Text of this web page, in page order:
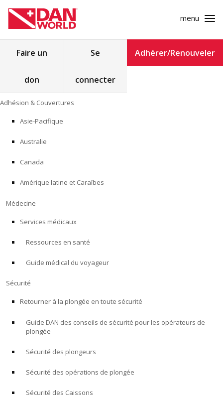
Skip
to
content
menu
Alert Diver
Blog
ADHÉSION & COUVERTURES
RECHERCHE
FORMATION
PROGRAMMES POUR LES PROFESSIONNELS
À PROPOS
Faire un
don
Se
connecter
Adhérer/Renouveler
Adhésion & Couvertures
Asie-Pacifique
Australie
Canada
Amérique latine et Caraïbes
Médecine
Services médicaux
Ressources en santé
Guide médical du voyageur
Sécurité
Retourner à la plongée en toute sécurité
Guide DAN des conseils de sécurité pour les opérateurs de
plongée
Sécurité des plongeurs
Sécurité des opérations de plongée
Sécurité des Caissons